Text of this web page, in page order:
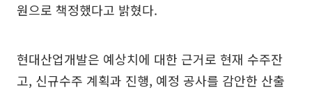
원으로 책정했다고 밝혔다.
현대산업개발은 예상치에 대한 근거로 현재 수주잔
고, 신규수주 계획과 진행, 예정 공사를 감안한 산출